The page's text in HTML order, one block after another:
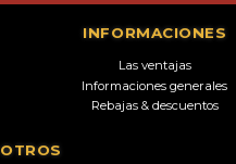
INFORMACIONES
Las ventajas
Informaciones generales
Rebajas & descuentos
OTROS